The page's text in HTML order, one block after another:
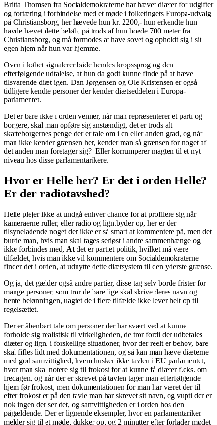
Britta Thomsen fra Socialdemokraterne har hævet diæter for udgifter
og fortæring i forbindelse med et møde i folketingets Europa-udvalg
på Christiansborg, her hævede hun kr. 2200,- hun erkendte hun
havde hævet dette beløb, på trods af hun boede 700 meter fra
Christiansborg, og må formodes at have sovet og opholdt sig i sit
egen hjem når hun var hjemme.
Oven i købet signalerer både hendes kropssprog og den
efterfølgende udtalelse, at hun da godt kunne finde på at hæve
tilsvarende diæt igen. Dan Jørgensen og Ole Kristensen er også
tidligere kendte personer der kender diætseddelen i Europa-
parlamentet.
Det er bare ikke i orden venner, når man repræsenterer et parti og
borgere, skal man opføre sig anstændigt, det er trods alt
skatteborgernes penge der er tale om i en eller anden grad, og når
man ikke kender grænsen her, kender man så grænsen for noget af
det anden man foretager sig? Eller korrumperer magten til et nyt
niveau hos disse parlamentarikere.
Hvor er Helle her? Er det i orden Helle?
Er der radiotavshed?
Helle plejer ikke at undgå enhver chance for at profilere sig når
kameraerne ruller, eller radio og lign.byder op, her er der
tilsyneladende noget der ikke er så smart at kommentere på, men det
burde man, hvis man skal tages seriøst i andre sammenhænge og
ikke forbindes med, At det er partiet politik, hvilket må være
tilfældet, hvis man ikke vil kommentere om Socialdemokraterne
finder det i orden, at udnytte dette diætsystem til den yderste grænse.
Og ja, det gælder også andre partier, disse tag selv borde frister for
mange personer, som tror de bare lige skal skrive deres navn og
hente belønningen, uagtet de i flere tilfælde ikke lever helt op til
regelsættet.
Der er åbenbart tale om personer der har svært ved at kunne
forholde sig realistisk til virkeligheden, de tror fordi der udbetales
diæter og lign. i forskellige situationer, hvor der reelt er behov, bare
skal fifles lidt med dokumentationen, og så kan man hæve diæterne
med god samvittighed, hvem husker ikke tavlen i EU parlamentet,
hvor man skal notere sig til frokost for at kunne få diæter f.eks. om
fredagen, og når der er skrevet på tavlen tager man efterfølgende
hjem før frokost, men dokumentationen for man har været der til
efter frokost er på den tavle man har skrevet sit navn, og vupti der er
nok ingen der ser det, og samvittigheden er i orden hos den
pågældende. Der er lignende eksempler, hvor en parlamentariker
melder sig til et møde, dukker op, og 2 minutter efter forlader mødet